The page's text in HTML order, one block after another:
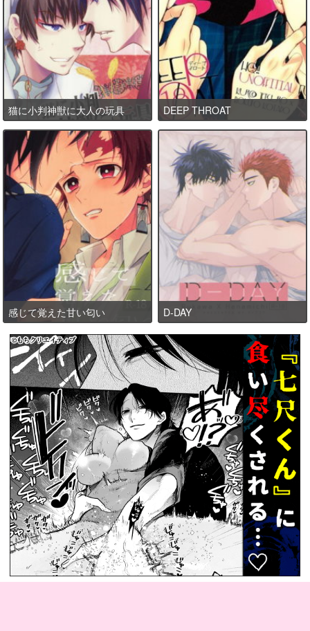
猫に小判神獣に大人の玩具 DEEP THROAT
感じて覚えた甘い匂い D-DAY